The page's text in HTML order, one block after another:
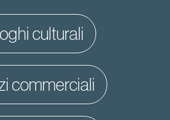
culturali
commerciali